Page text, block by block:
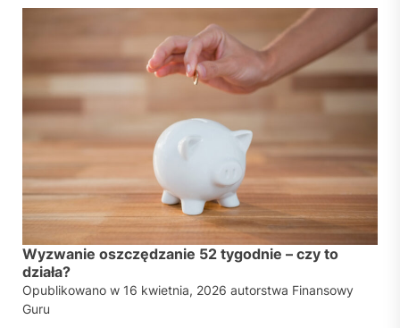
Wyzwanie oszczędzanie 52 tygodnie – czy to
działa?
Opublikowano w 16 kwietnia, 2026 autorstwa Finansowy
Guru